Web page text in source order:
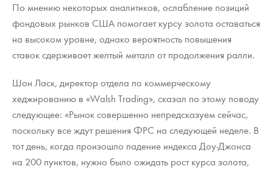
Монеты Царской России
Монеты стран мира после 1950г
Георгий Победоносец
Золотой червонец Сеятель
Гарри Поттер
Год Лошади
Гарантии
Выкуп монет
Памятка для работы с монетами из драгметаллов
Условия возврата
Монеты
Информация
Распродажа монет и жетонов
Аналитика и события
Итоги 2025 года. Прогноз курсов золота, серебра, платины на
Cтатьи
Котировки
Курс золота и серебра
Контакты
Письмо директору
Пресс-служба
По мнению некоторых аналитиков, ослабление позиций
фондовых рынков США помогает курсу золота оставаться
на высоком уровне, однако вероятность повышения
ставок сдерживает желтый металл от продолжения ралли.
Шон Ласк, директор отдела по коммерческому
хеджированию в «Walsh Trading», сказал по этому поводу
следующее: «Рынок совершенно непредсказуем сейчас,
поскольку все ждут решения ФРС на следующей неделе. В
тот день, когда произошло падение индекса Доу-Джонса
на 200 пунктов, нужно было ожидать рост курса золота,